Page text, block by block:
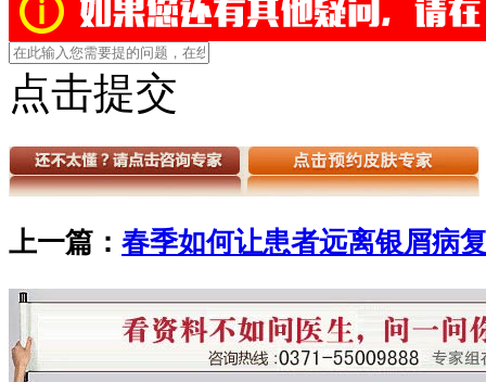
点击提交
上一篇： 春季如何让患者远离银屑病